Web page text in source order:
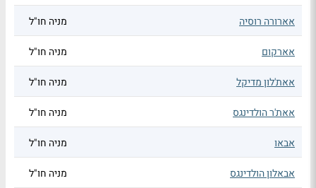
אארורה רוסיה מניה חו"ל
אארקום מניה חו"ל
אאת'לון מדיקל מניה חו"ל
אאת'ר הולדינגס מניה חו"ל
אבאו מניה חו"ל
אבאלון הולדינגס מניה חו"ל